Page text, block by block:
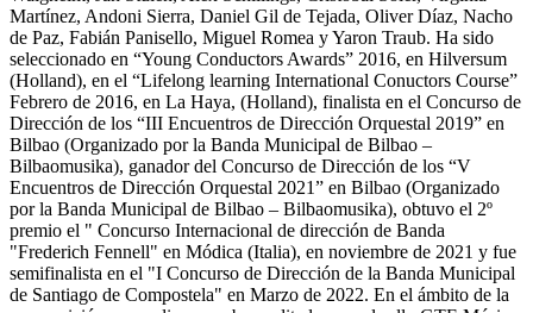
Martínez, Andoni Sierra, Daniel Gil de Tejada, Oliver Díaz, Nacho
de Paz, Fabián Panisello, Miguel Romea y Yaron Traub. Ha sido
seleccionado en “Young Conductors Awards” 2016, en Hilversum
(Holland), en el “Lifelong learning International Conuctors Course”
Febrero de 2016, en La Haya, (Holland), finalista en el Concurso de
Dirección de los “III Encuentros de Dirección Orquestal 2019” en
Bilbao (Organizado por la Banda Municipal de Bilbao –
Bilbaomusika), ganador del Concurso de Dirección de los “V
Encuentros de Dirección Orquestal 2021” en Bilbao (Organizado
por la Banda Municipal de Bilbao – Bilbaomusika), obtuvo el 2º
premio el " Concurso Internacional de dirección de Banda
"Frederich Fennell" en Módica (Italia), en noviembre de 2021 y fue
semifinalista en el "I Concurso de Dirección de la Banda Municipal
de Santiago de Compostela" en Marzo de 2022. En el ámbito de la